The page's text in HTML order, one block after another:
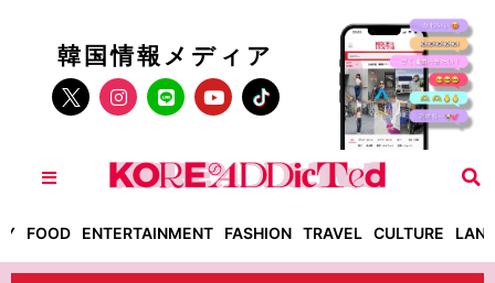
韓国情報メディア
FOOD ENTERTAINMENT FASHION TRAVEL CULTURE